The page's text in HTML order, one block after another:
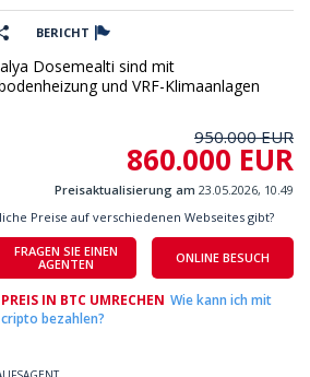
BERICHT
Dosemealti sind mit
und VRF-Klimaanlagen
950.000 EUR
860.000 EUR
Preisaktualisierung am 23.05.2026, 10.49
FRAGEN SIE EINEN
AGENTEN
ONLINE BESUCH
Preise auf verschiedenen Webseites gibt?
PREIS IN BTC UMRECHEN Wie kann ich mit
cripto bezahlen?